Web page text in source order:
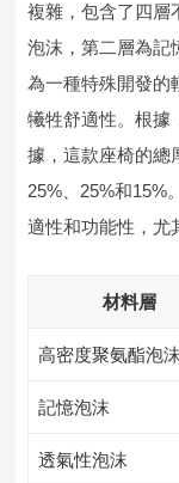
複雜，包含了四層
泡沫，第二層為記
為一種特殊開發的
犧牲舒適性。根據
據，這款座椅的總
25%、25%和15%
適性和功能性，尤
材料層
高密度聚氨酯泡沫
記憶泡沫
透氣性泡沫